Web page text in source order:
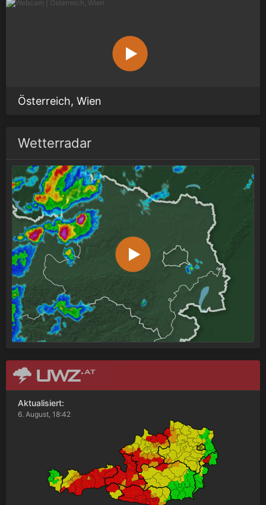
Österreich, Wien
Wetterradar
Aktualisiert:
6. August, 18:42